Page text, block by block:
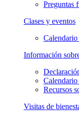
Preguntas
Clases y eventos
Calendario
Información
Recursos
Visitas de